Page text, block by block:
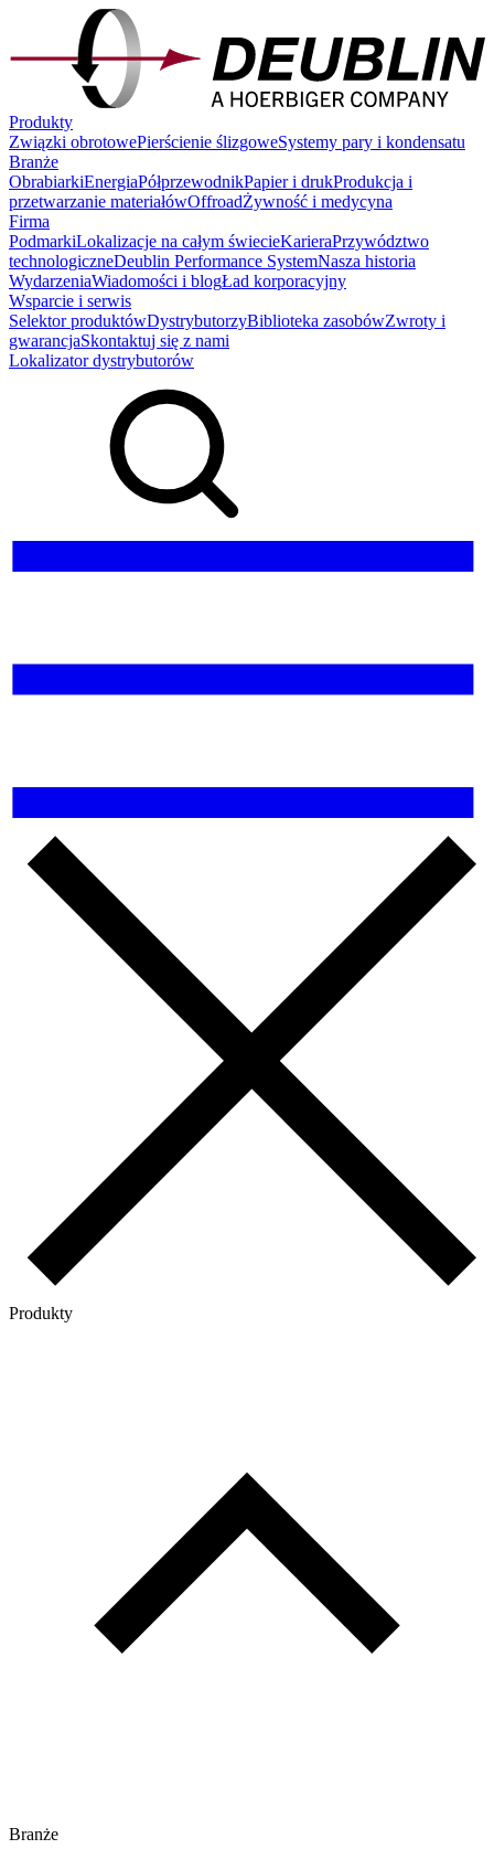
Produkty
Związki obrotowePierścienie ślizgoweSystemy pary i kondensatu
Branże
ObrabiarkiEnergiaPółprzewodnikPapier i drukProdukcja i
przetwarzanie materiałówOffroadŻywność i medycyna
Firma
PodmarkiLokalizacje na całym świecieKarieraPrzywództwo
technologiczneDeublin Performance SystemNasza historia
WydarzeniaWiadomości i blogŁad korporacyjny
Wsparcie i serwis
Selektor produktówDystrybutorzyBiblioteka zasobówZwroty i
gwarancjaSkontaktuj się z nami
Lokalizator dystrybutorów
Produkty
Branże